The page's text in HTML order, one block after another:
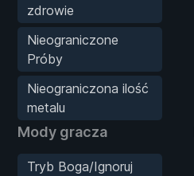
zdrowie
Nieograniczone
Próby
Nieograniczona ilość
metalu
Mody gracza
Tryb Boga/Ignoruj